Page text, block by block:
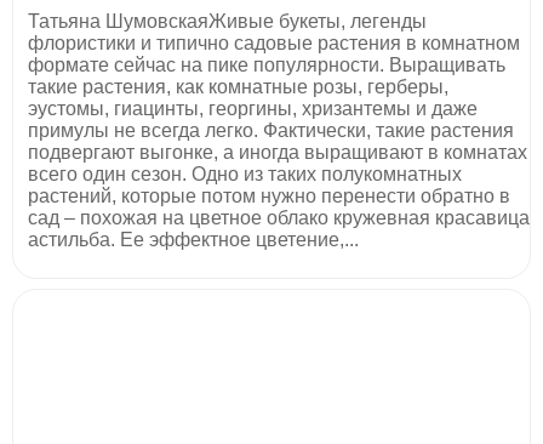
Татьяна ШумовскаяЖивые букеты, легенды
флористики и типично садовые растения в комнатном
формате сейчас на пике популярности. Выращивать
такие растения, как комнатные розы, герберы,
эустомы, гиацинты, георгины, хризантемы и даже
примулы не всегда легко. Фактически, такие растения
подвергают выгонке, а иногда выращивают в комнатах
всего один сезон. Одно из таких полукомнатных
растений, которые потом нужно перенести обратно в
сад – похожая на цветное облако кружевная красавица
астильба. Ее эффектное цветение,...